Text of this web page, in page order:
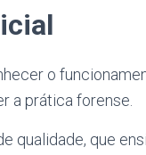
o
a prática forense.
qualidade, que